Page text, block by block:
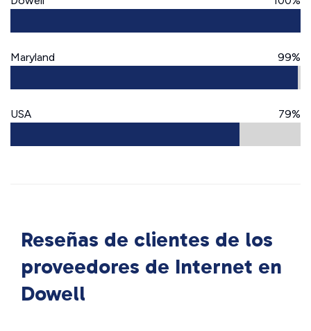
Maryland 99%
USA 79%
Reseñas de clientes de los
proveedores de Internet en
Dowell